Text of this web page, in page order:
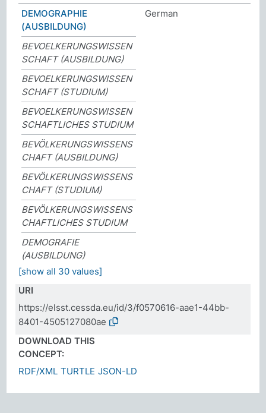
DEMOGRAPHIE
(AUSBILDUNG)
German
BEVOELKERUNGSWISSEN
SCHAFT (AUSBILDUNG)
BEVOELKERUNGSWISSEN
SCHAFT (STUDIUM)
BEVOELKERUNGSWISSEN
SCHAFTLICHES STUDIUM
BEVÖLKERUNGSWISSENS
CHAFT (AUSBILDUNG)
BEVÖLKERUNGSWISSENS
CHAFT (STUDIUM)
BEVÖLKERUNGSWISSENS
CHAFTLICHES STUDIUM
DEMOGRAFIE
(AUSBILDUNG)
[show all 30 values]
URI
https://elsst.cessda.eu/id/3/f0570616-aae1-44bb-
8401-4505127080ae
DOWNLOAD THIS
CONCEPT:
RDF/XML TURTLE JSON-LD